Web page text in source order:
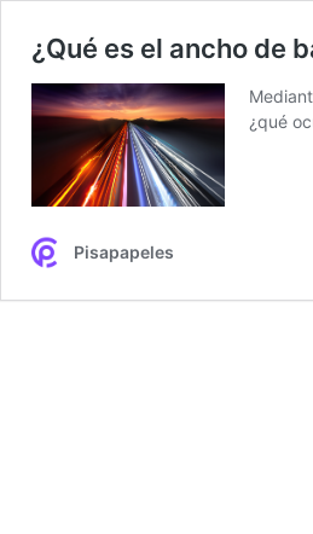
¿Qué es el ancho de
¿qué
Pisapapeles